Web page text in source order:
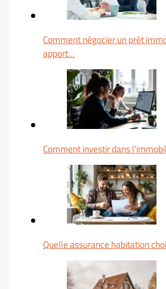
Comment négocier un prêt
apport…
Comment investir dans
Quelle assurance habitation